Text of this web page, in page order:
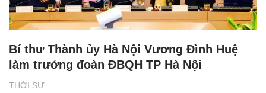
THỜI SỰ
Bí thư Thành ủy Hà Nội Vương Đình Huệ
làm trưởng đoàn ĐBQH TP Hà Nội